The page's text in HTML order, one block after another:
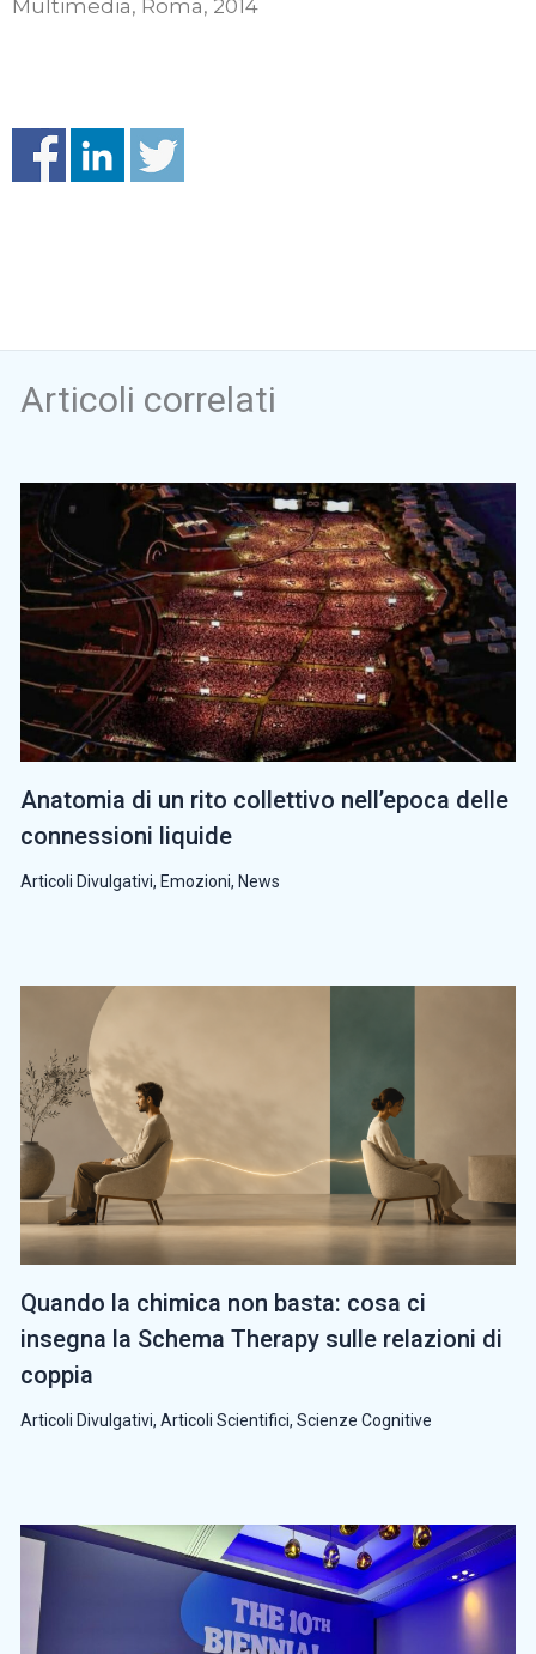
Multimedia, Roma, 2014
Articoli correlati
Anatomia di un rito collettivo nell’epoca delle
connessioni liquide
Articoli Divulgativi, Emozioni, News
Quando la chimica non basta: cosa ci
insegna la Schema Therapy sulle relazioni di
coppia
Articoli Divulgativi, Articoli Scientifici, Scienze Cognitive